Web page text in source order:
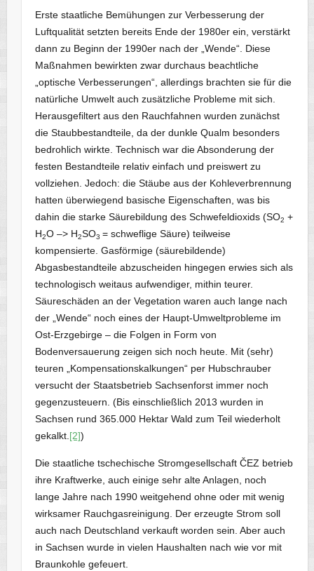
Erste staatliche Bemühungen zur Verbesserung der
Luftqualität setzten bereits Ende der 1980er ein, verstärkt
dann zu Beginn der 1990er nach der „Wende“. Diese
Maßnahmen bewirkten zwar durchaus beachtliche
„optische Verbesserungen“, allerdings brachten sie für die
natürliche Umwelt auch zusätzliche Probleme mit sich.
Herausgefiltert aus den Rauchfahnen wurden zunächst
die Staubbestandteile, da der dunkle Qualm besonders
bedrohlich wirkte. Technisch war die Absonderung der
festen Bestandteile relativ einfach und preiswert zu
vollziehen. Jedoch: die Stäube aus der Kohleverbrennung
hatten überwiegend basische Eigenschaften, was bis
dahin die starke Säurebildung des Schwefeldioxids (SO2 +
H2O –> H2SO3= schweflige Säure) teilweise
kompensierte. Gasförmige (säurebildende)
Abgasbestandteile abzuscheiden hingegen erwies sich als
technologisch weitaus aufwendiger, mithin teurer.
Säureschäden an der Vegetation waren auch lange nach
der „Wende“ noch eines der Haupt-Umweltprobleme im
Ost-Erzgebirge – die Folgen in Form von
Bodenversauerung zeigen sich noch heute. Mit (sehr)
teuren „Kompensationskalkungen“ per Hubschrauber
versucht der Staatsbetrieb Sachsenforst immer noch
gegenzusteuern. (Bis einschließlich 2013 wurden in
Sachsen rund 365.000 Hektar Wald zum Teil wiederholt
gekalkt. [2])
Die staatliche tschechische Stromgesellschaft ČEZ betrieb
ihre Kraftwerke, auch einige sehr alte Anlagen, noch
lange Jahre nach 1990 weitgehend ohne oder mit wenig
wirksamer Rauchgasreinigung. Der erzeugte Strom soll
auch nach Deutschland verkauft worden sein. Aber auch
in Sachsen wurde in vielen Haushalten nach wie vor mit
Braunkohle gefeuert.